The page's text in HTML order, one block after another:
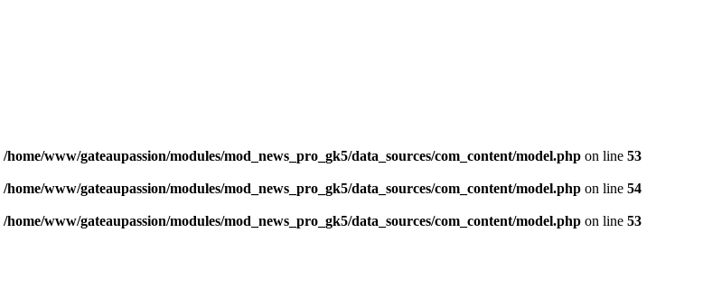
/home/www/gateaupassion/modules/mod_news_pro_gk5/data_sources/com_content/model.php on line 53
/home/www/gateaupassion/modules/mod_news_pro_gk5/data_sources/com_content/model.php on line 54
/home/www/gateaupassion/modules/mod_news_pro_gk5/data_sources/com_content/model.php on line 53